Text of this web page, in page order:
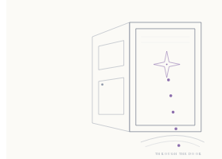
THROUGH THE DOOR